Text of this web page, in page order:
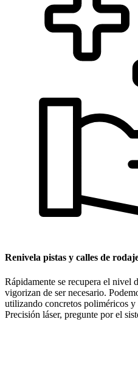
Renivela pistas y calles de
Rápidamente se recupera el nivel
vigorizan de ser necesario.
utilizando concretos poliméricos
Precisión láser, pregunte por el